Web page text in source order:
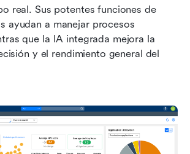
real. Sus potentes funciones de
ayudan a manejar procesos
que la IA integrada mejora la
y el rendimiento general del